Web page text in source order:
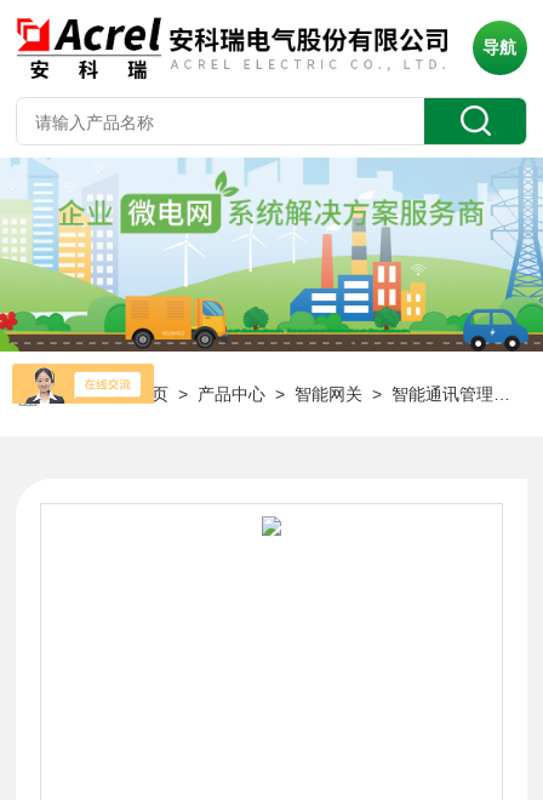
导航
当前位置：首页 > 产品中心 > 智能网关 > 智能通讯管理机